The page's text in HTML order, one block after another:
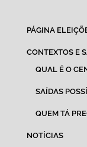
PÁGINA
CONTEXTOS E
QUAL É O
SAÍDAS
QUEM TÁ
NOTÍCIAS